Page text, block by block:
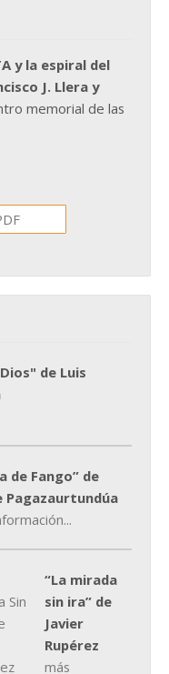
y la espiral del
J. Llera y
memorial de las
de Luis
de Fango” de
Pagazaurtundúa
“La mirada
sin ira” de
Javier
Rupérez
más